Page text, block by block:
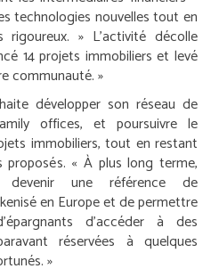
technologies nouvelles tout en
» L’activité décolle
14 projets immobiliers et levé
communauté.»
développer son réseau de
offices, et poursuivre le
immobiliers, tout en restant
« À plus long terme,
une référence de
en Europe et de permettre
d’accéder à des
réservées à quelques
»